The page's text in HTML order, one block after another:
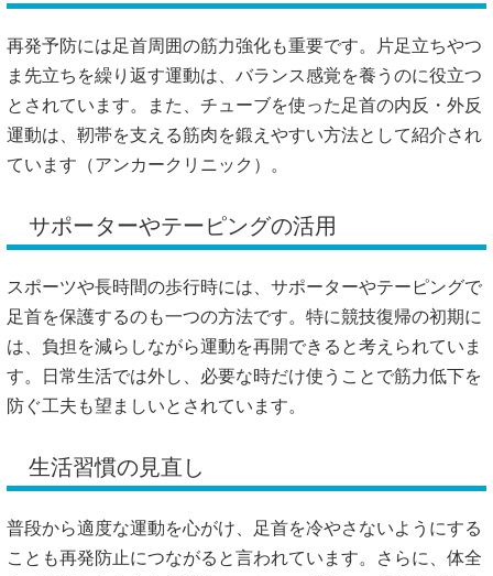
再発予防には足首周囲の筋力強化も重要です。片足立ちやつ
ま先立ちを繰り返す運動は、バランス感覚を養うのに役立つ
とされています。また、チューブを使った足首の内反・外反
運動は、靭帯を支える筋肉を鍛えやすい方法として紹介され
ています（アンカークリニック ）。
サポーターやテーピングの活用
スポーツや長時間の歩行時には、サポーターやテーピングで
足首を保護するのも一つの方法です。特に競技復帰の初期に
は、負担を減らしながら運動を再開できると考えられていま
す。日常生活では外し、必要な時だけ使うことで筋力低下を
防ぐ工夫も望ましいとされています。
生活習慣の見直し
普段から適度な運動を心がけ、足首を冷やさないようにする
ことも再発防止につながると言われています。さらに、体全